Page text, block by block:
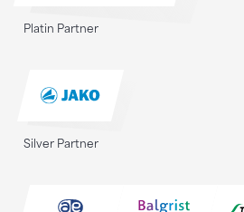
Platin Partner
Silver Partner